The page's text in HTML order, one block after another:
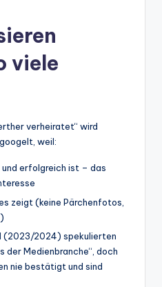
viele
verheiratet“ wird
weil:
und erfolgreich ist – das
zeigt (keine Pärchenfotos,
(2023/2024) spekulierten
der Medienbranche“, doch
nie bestätigt und sind